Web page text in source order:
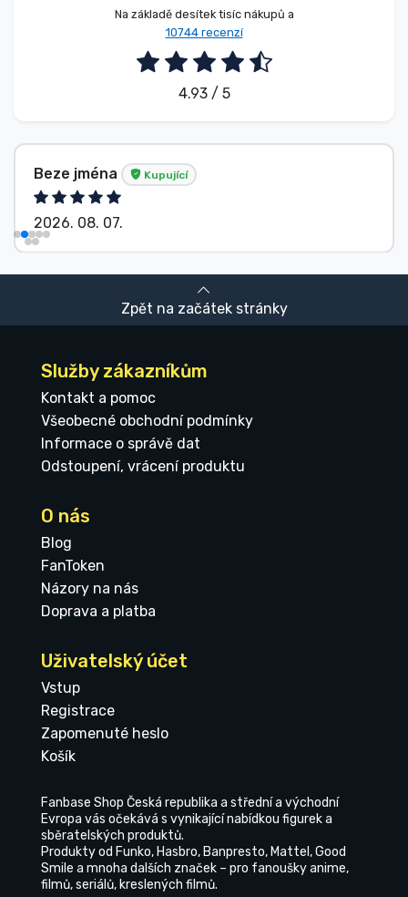
Na základě desítek tisíc nákupů a
10744 recenzí
4.93 / 5
Beze jména Kupující
2026. 08. 07.
Zpět na začátek stránky
Služby zákazníkům
Kontakt a pomoc
Všeobecné obchodní podmínky
Informace o správě dat
Odstoupení, vrácení produktu
O nás
Blog
FanToken
Názory na nás
Doprava a platba
Uživatelský účet
Vstup
Registrace
Zapomenuté heslo
Košík
Fanbase Shop Česká republika a střední a východní
Evropa vás očekává s vynikající nabídkou figurek a
sběratelských produktů.
Produkty od Funko, Hasbro, Banpresto, Mattel, Good
Smile a mnoha dalších značek – pro fanoušky anime,
filmů, seriálů, kreslených filmů.